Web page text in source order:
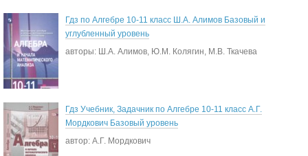
Гдз по Алгебре 10-11 класс Ш.А. Алимов Базовый и
углубленный уровень
авторы: Ш.А. Алимов, Ю.М. Колягин, М.В. Ткачева
Гдз Учебник, Задачник по Алгебре 10-11 класс А.Г.
Мордкович Базовый уровень
автор: А.Г. Мордкович